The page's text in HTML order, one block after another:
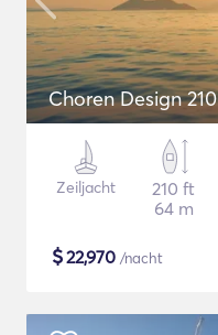
Choren Design 210
Zeiljacht
210 ft
64 m
$22,970 /nacht